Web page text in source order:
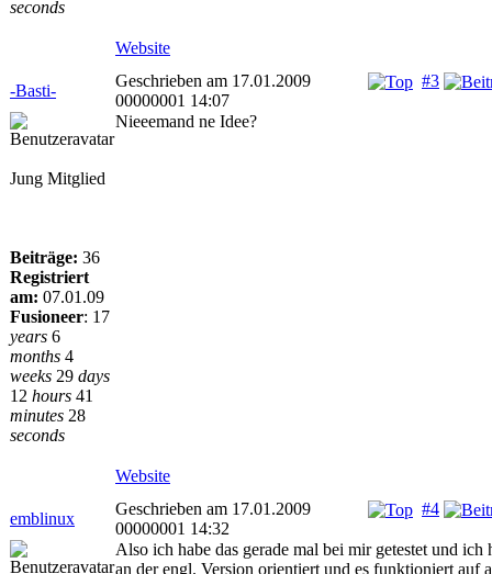
seconds
Website
-Basti-
#3
Geschrieben am 17.01.2009
00000001 14:07
Jung Mitglied
Beiträge: 36
Registriert
am: 07.01.09
Fusioneer: 17
years 6
months 4
weeks 29 days
12 hours 41
minutes 28
seconds
Nieeemand ne Idee?
Website
emblinux
#4
Geschrieben am 17.01.2009
00000001 14:32
Also ich habe das gerade mal bei mir getestet und ich
an der engl. Version orientiert und es funktioniert auf